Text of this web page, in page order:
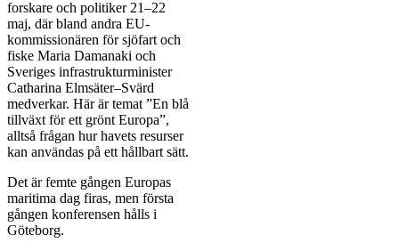
forskare och politiker 21–22
maj, där bland andra EU-
kommissionären för sjöfart och
fiske Maria Damanaki och
Sveriges infrastrukturminister
Catharina Elmsäter–Svärd
medverkar. Här är temat ”En blå
tillväxt för ett grönt Europa”,
alltså frågan hur havets resurser
kan användas på ett hållbart sätt.
Det är femte gången Europas
maritima dag firas, men första
gången konferensen hålls i
Göteborg.